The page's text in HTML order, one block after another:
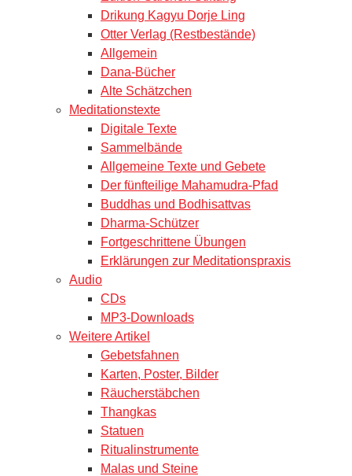
Drikung Kagyu Dorje Ling
Otter Verlag (Restbestände)
Allgemein
Dana-Bücher
Alte Schätzchen
Meditationstexte
Digitale Texte
Sammelbände
Allgemeine Texte und Gebete
Der fünfteilige Mahamudra-Pfad
Buddhas und Bodhisattvas
Dharma-Schützer
Fortgeschrittene Übungen
Erklärungen zur Meditationspraxis
Audio
CDs
MP3-Downloads
Weitere Artikel
Gebetsfahnen
Karten, Poster, Bilder
Räucherstäbchen
Thangkas
Statuen
Ritualinstrumente
Malas und Steine